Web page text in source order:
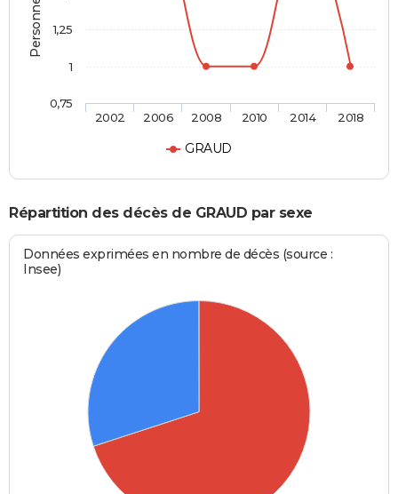
GRAUD
2002 2006 2008 2010 2014 2018
0,75
1
1,25
Répartition des décès de GRAUD par sexe
Données exprimées en nombre de décès (source :
Insee)